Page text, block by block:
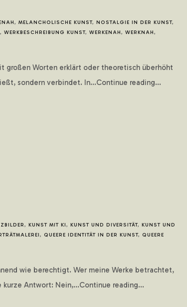
, MELANCHOLISCHE KUNST, NOSTALGIE IN DER KUNST,
, WERKBESCHREIBUNG KUNST, WERKENAH, WERKNAH,
großen Worten erklärt oder theoretisch überhöht
sondern verbindet. In...Continue reading...
, KUNST MIT KI , KUNST UND DIVERSITÄT,
KUNST UND
, QUEERE IDENTITÄT IN DER KUNST, QUEERE
wie berechtigt. Wer meine Werke betrachtet,
Antwort: Nein,...Continue reading...